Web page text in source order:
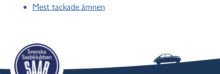
Mest tackade ämnen